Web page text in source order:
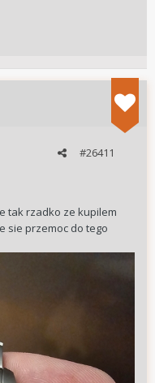
#26411
tak rzadko ze kupilem
sie przemoc do tego